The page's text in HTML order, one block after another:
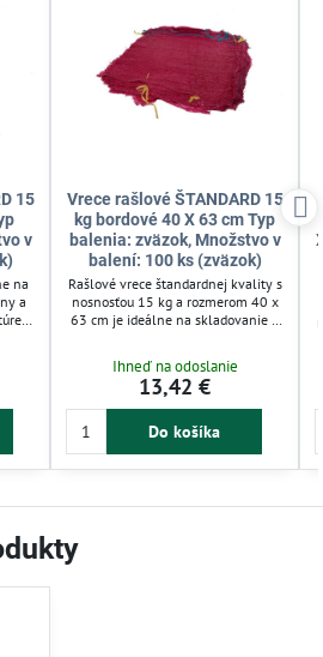
15
v
na
a
Vrece rašlové ŠTANDARD 15
kg bordové 40 X 63 cm Typ
balenia: zväzok, Množstvo v
balení: 100 ks (zväzok)
Rašlové vrece štandardnej kvality s
nosnosťou 15 kg a rozmerom 40 x
63 cm je ideálne na skladovanie a
zabezpečuje dobrú cirkuláciu
vzduchu, čo predlžuje čerstvosť
úrody. Vrece je ľahké, pevné a
obsahuje praktickú farebnú šnúrku
Ihneď na odoslanie
13,42 €
Do košíka